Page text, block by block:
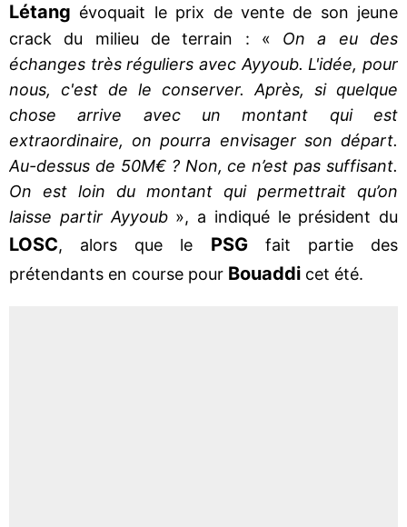
Létang évoquait le prix de vente de son jeune
crack du milieu de terrain : « On a eu des
échanges très réguliers avec Ayyoub. L'idée, pour
nous, c'est de le conserver. Après, si quelque
chose arrive avec un montant qui est
extraordinaire, on pourra envisager son départ.
Au-dessus de 50M€ ? Non, ce n’est pas suffisant.
On est loin du montant qui permettrait qu’on
laisse partir Ayyoub », a indiqué le président du
LOSC, alors que le PSGfait partie des
prétendants en course pour Bouaddi cet été.